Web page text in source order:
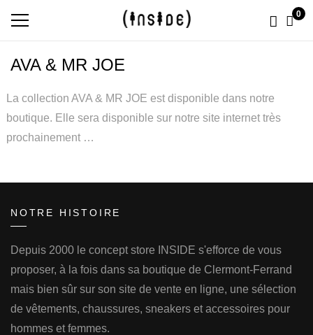
0
AVA & MR JOE
La collection AVA & MR JOE est disponible dans notre
boutique. Elle sera disponible sur notre site internet très
prochainement …
NOTRE HISTOIRE
Depuis 2000 le concept store INSIDE s'efforce de vous
proposer, à la fois dans sa boutique de Clermont-Ferrand
mais bien sûr sur son site de vente en ligne, une sélection
de vêtements, chaussures, sneakers et accessoires pour
hommes et femmes.